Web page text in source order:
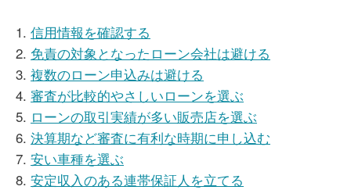
1. 信用情報を確認する
2. 免責の対象となったローン会社は避ける
3. 複数のローン申込みは避ける
4. 審査が比較的やさしいローンを選ぶ
5. ローンの取引実績が多い販売店を選ぶ
6. 決算期など審査に有利な時期に申し込む
7. 安い車種を選ぶ
8. 安定収入のある連帯保証人を立てる